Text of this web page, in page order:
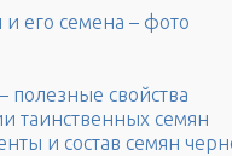
его семена – фото
свойства
таинственных семян
и состав семян